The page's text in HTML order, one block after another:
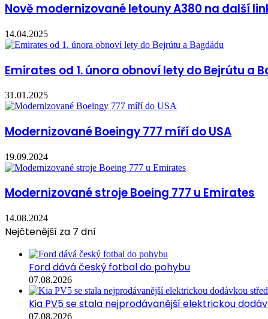
Nově modernizované letouny A380 na další
14.04.2025
Emirates od 1. února obnoví lety do Bejrútu a
31.01.2025
Modernizované Boeingy 777 míří do USA
19.09.2024
Modernizované stroje Boeing 777 u Emirates
14.08.2024
Nejčtenější za 7 dní
Ford dává český fotbal do pohybu
07.08.2026
Kia PV5 se stala nejprodávanější elektrickou
07.08.2026